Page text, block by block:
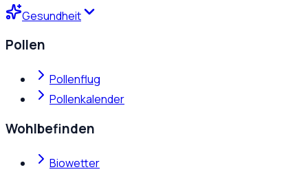
Gesundheit
Pollen
Pollenflug
Pollenkalender
Wohlbefinden
Biowetter